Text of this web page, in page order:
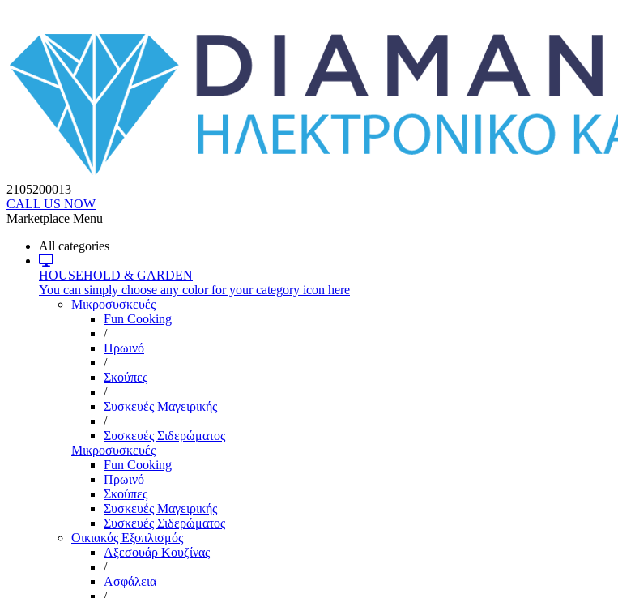
2105200013
CALL US NOW
Marketplace Menu
All categories
HOUSEHOLD & GARDEN
You can simply choose any color for your category icon here
Μικροσυσκευές
Fun Cooking
/
Πρωινό
/
Σκούπες
/
Συσκευές Μαγειρικής
/
Συσκευές Σιδερώματος
Μικροσυσκευές
Fun Cooking
Πρωινό
Σκούπες
Συσκευές Μαγειρικής
Συσκευές Σιδερώματος
Οικιακός Εξοπλισμός
Αξεσουάρ Κουζίνας
/
Ασφάλεια